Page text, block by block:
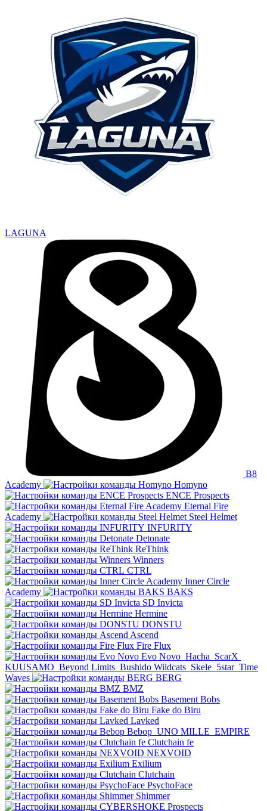
LAGUNA
B8
Academy
Homyno
ENCE Prospects
Eternal Fire
Academy
Steel Helmet
INFURITY
Detonate
ReThink
Winners
CTRL
Inner Circle
Academy
BAKS
SD Invicta
Hermine
DONSTU
Ascend
Fire Flux
Evo Novo Hacha ScarX
KUUSAMO Beyond Limits Bushido Wildcats Skele 5star Time
Waves
BERG
BMZ
Basement Bobs
Fake do Biru
Lavked
Bebop UNO MILLE EMPIRE
Clutchain fe
NEXVOID
Exilium
Clutchain
PsychoFace
Shimmer